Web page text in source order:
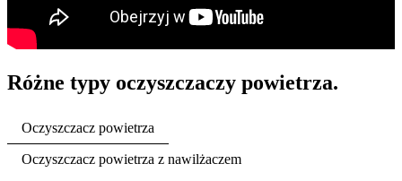
Różne typy oczyszczaczy powietrza.
Oczyszczacz powietrza
Oczyszczacz powietrza z nawilżaczem